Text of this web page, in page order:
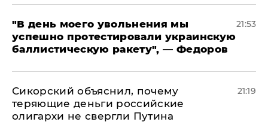
​"В день моего увольнения мы
успешно протестировали украинскую
баллистическую ракету", — Федоров
21:53
Сикорский объяснил, почему
теряющие деньги российские
олигархи не свергли Путина
21:19